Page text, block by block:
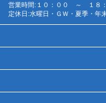
営業時間:１０：００ ～ １８
定休日:水曜日・ＧＷ・夏季・年